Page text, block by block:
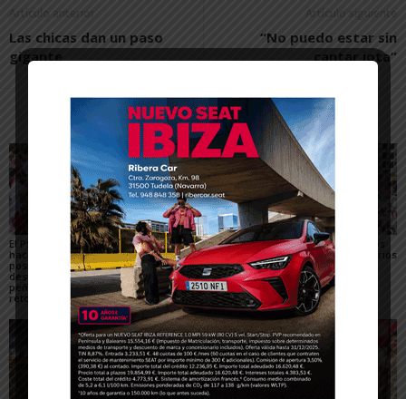
Artículo anterior
Las chicas dan un paso
gigante
Artículo siguiente
“No puedo estar sin
cantar jota”
Artículos relacionados Más del autor
El PSN-PSOE de Tudela
hace un balance
positivo de las fiestas,
destaca el papel de las
peñas y plantea los
retos para mejorarlas
Toquero destaca la
convivencia y la caída
de los delitos en el
balance de las Fiestas
de Santa Ana 2026
Gigantes y Cabezudos
en Tudela 2026: horarios
y recorridos en las
Fiestas de Santa Ana